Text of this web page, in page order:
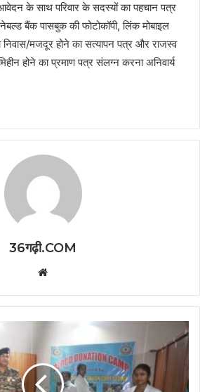
के साथ परिवार के सदस्यों का पहचान पत्र
बैंक पासबुक की फोटोकॉपी, लिंक मोबाइल
निवास/मजदूर होने का सत्यापन पत्र और राजस्व
होने का प्रमाण पत्र संलग्न करना अनिवार्य
36गढ़ी.COM